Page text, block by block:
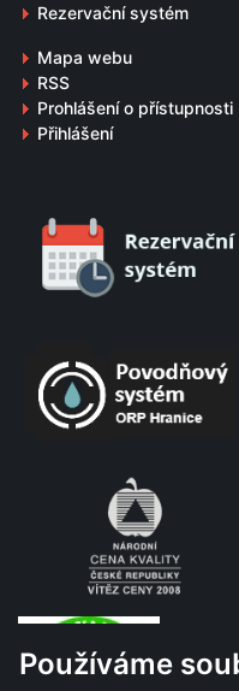
Používáme
Rezervační systém
Mapa webu
RSS
Prohlášení o přístupnosti
Přihlášení